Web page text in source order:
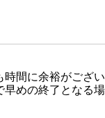
間に余裕がござい
めの終了となる場